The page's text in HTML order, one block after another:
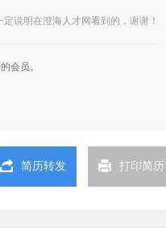
说明在澄海人才网看到的，谢谢！
会员。
简历转发 打印简历